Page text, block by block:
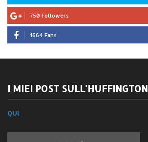
750 Followers
1664 Fans
I MIEI POST SULL'HUFFINGTON
QUI